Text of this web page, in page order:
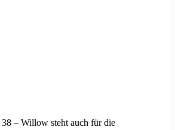
– Willow steht auch für die